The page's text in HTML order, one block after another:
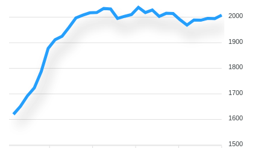
2000
1900
1800
1700
1600
1500